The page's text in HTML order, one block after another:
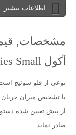
اطلاعات بیشتر
مشخصات,
آکول ACOL Series Small سایز "1
نوعی از فلو سوئیچ
با تشخیص میزان جریان
از پیش تعیین شده
صادر نماید.